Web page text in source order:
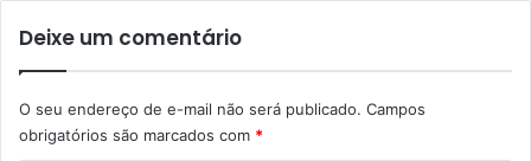
Deixe um comentário
O seu endereço de e-mail não será publicado. Campos
obrigatórios são marcados com *